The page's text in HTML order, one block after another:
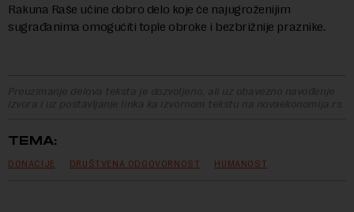
Rakuna Raše učine dobro delo koje će najugroženijim
sugrađanima omogućiti tople obroke i bezbrižnije praznike.
Preuzimanje delova teksta je dozvoljeno, ali uz obavezno navođenje
izvora i uz postavljanje linka ka izvornom tekstu na novaekonomija.rs
TEMA:
DONACIJE DRUŠTVENA ODGOVORNOST HUMANOST